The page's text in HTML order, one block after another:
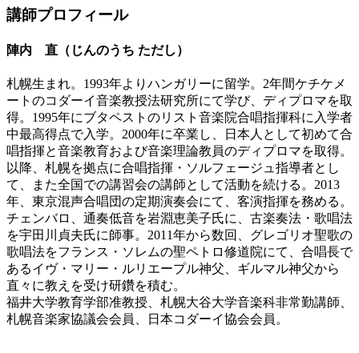
講師プロフィール
陣内 直（じんのうち ただし）
札幌生まれ。1993年よりハンガリーに留学。2年間ケチケメ
ートのコダーイ音楽教授法研究所にて学び、ディプロマを取
得。1995年にブタペストのリスト音楽院合唱指揮科に入学者
中最高得点で入学。2000年に卒業し、日本人として初めて合
唱指揮と音楽教育および音楽理論教員のディプロマを取得。
以降、札幌を拠点に合唱指揮・ソルフェージュ指導者とし
て、また全国での講習会の講師として活動を続ける。2013
年、東京混声合唱団の定期演奏会にて、客演指揮を務める。
チェンバロ、通奏低音を岩淵恵美子氏に、古楽奏法・歌唱法
を宇田川貞夫氏に師事。2011年から数回、グレゴリオ聖歌の
歌唱法をフランス・ソレムの聖ペトロ修道院にて、合唱長で
あるイヴ・マリー・ルリエープル神父、ギルマル神父から
直々に教えを受け研鑽を積む。
福井大学教育学部准教授、札幌大谷大学音楽科非常勤講師、
札幌音楽家協議会会員、日本コダーイ協会会員。